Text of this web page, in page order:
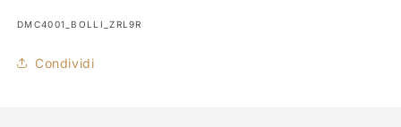
SKU:
DMC4001_BOLLI_ZRL9R
Condividi